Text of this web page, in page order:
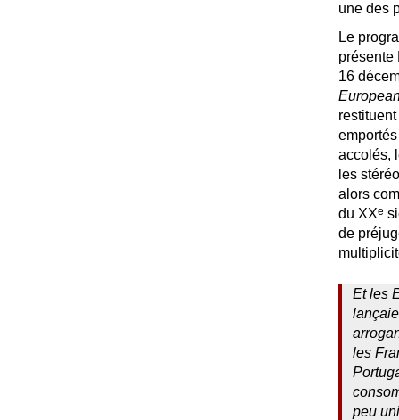
une des
Le
présente
16
accolés,
les
alors
du XXe
de
Et les
les
peu